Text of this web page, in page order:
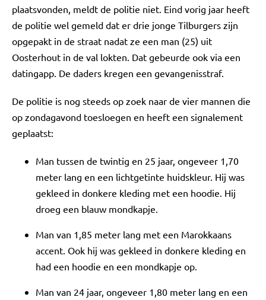
plaatsvonden, meldt de politie niet. Eind vorig jaar heeft
de politie wel gemeld dat er drie jonge Tilburgers zijn
opgepakt in de straat nadat ze een man (25) uit
Oosterhout in de val lokten. Dat gebeurde ook via een
datingapp. De daders kregen een gevangenisstraf.
De politie is nog steeds op zoek naar de vier mannen die
op zondagavond toesloegen en heeft een signalement
geplaatst:
Man tussen de twintig en 25 jaar, ongeveer 1,70
meter lang en een lichtgetinte huidskleur. Hij was
gekleed in donkere kleding met een hoodie. Hij
droeg een blauw mondkapje.
Man van 1,85 meter lang met een Marokkaans
accent. Ook hij was gekleed in donkere kleding en
had een hoodie en een mondkapje op.
Man van 24 jaar, ongeveer 1,80 meter lang en een